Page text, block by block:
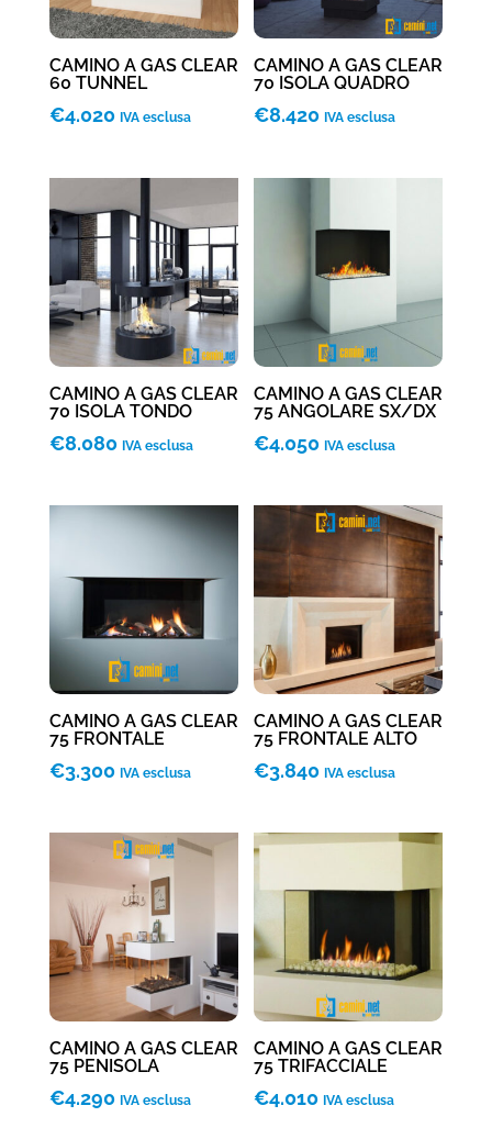
CAMINO A GAS CLEAR
60 TUNNEL
€4.020 IVA esclusa
CAMINO A GAS CLEAR
70 ISOLA QUADRO
€8.420 IVA esclusa
CAMINO A GAS CLEAR
70 ISOLA TONDO
€8.080 IVA esclusa
CAMINO A GAS CLEAR
75 ANGOLARE SX/DX
€4.050 IVA esclusa
CAMINO A GAS CLEAR
75 FRONTALE
€3.300 IVA esclusa
CAMINO A GAS CLEAR
75 FRONTALE ALTO
€3.840 IVA esclusa
CAMINO A GAS CLEAR
75 PENISOLA
€4.290 IVA esclusa
CAMINO A GAS CLEAR
75 TRIFACCIALE
€4.010 IVA esclusa